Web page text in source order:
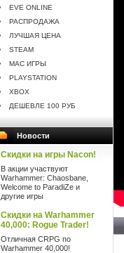
EVE ONLINE
РАСПРОДАЖА
ЛУЧШАЯ ЦЕНА
STEAM
MAC ИГРЫ
PLAYSTATION
XBOX
ДЕШЕВЛЕ 100 РУБ
Новости
Скидки на игры Nacon!
В акции участвуют
Warhammer: Chaosbane,
Welcome to ParadiZe и
другие игры
Скидки на Warhammer
40,000: Rogue Trader!
Отличная CRPG по
Warhammer 40,000!